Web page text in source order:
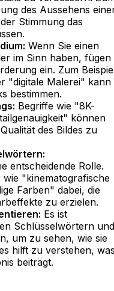
des Aussehens
Stimmung das
Wenn Sie einen
im Sinn haben, fügen
ein. Zum
"digitale Malerei" kann
bestimmen.
Begriffe wie "8K-
können
des Bildes zu
entscheidende Rolle.
"kinematografische
Farben" dabei, die
zu erzielen.
Es ist
Schlüsselwörtern
um zu sehen, wie sie
hilft zu verstehen,
beiträgt.